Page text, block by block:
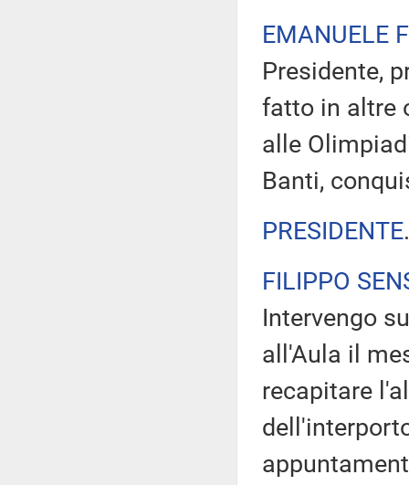
EMANUELE
Presidente,
fatto in altre
alle
Banti,
PRESIDENTE
FILIPPO
Intervengo
all'Aula il
recapitare